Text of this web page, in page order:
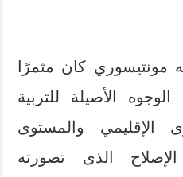
مونتيسوري كان مثمرًا
الأصيلة للتربية
الإقليمي والمستوى
الذى تصورته